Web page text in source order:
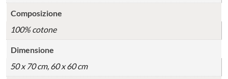
Composizione
100% cotone
Dimensione
50 x 70 cm, 60 x 60 cm